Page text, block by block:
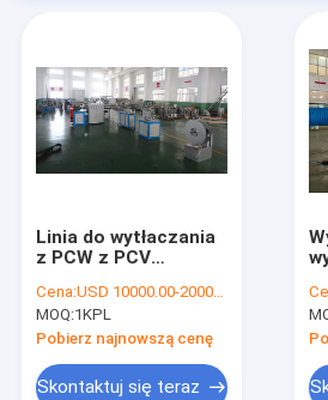
Linia do wytłaczania
z PCW z PCV
wytłaczania węża z
PVC
Cena:USD 10000.00-20000.00/set
MOQ:1KPL
Pobierz najnowszą cenę
Skontaktuj się teraz